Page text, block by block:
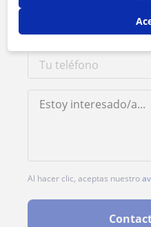
Al hacer clic, aceptas nuestro